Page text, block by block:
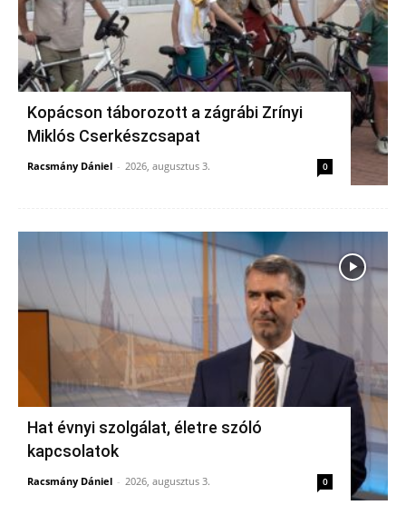
Kopácson táborozott a zágrábi Zrínyi
Miklós Cserkészcsapat
Racsmány Dániel - 2026, augusztus 3. 0
Hat évnyi szolgálat, életre szóló
kapcsolatok
Racsmány Dániel - 2026, augusztus 3. 0